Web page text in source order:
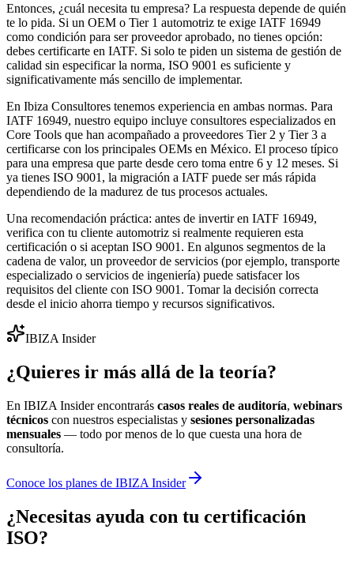
Entonces, ¿cuál necesita tu empresa? La respuesta depende de quién
te lo pida. Si un OEM o Tier 1 automotriz te exige IATF 16949
como condición para ser proveedor aprobado, no tienes opción:
debes certificarte en IATF. Si solo te piden un sistema de gestión de
calidad sin especificar la norma, ISO 9001 es suficiente y
significativamente más sencillo de implementar.
En Ibiza Consultores tenemos experiencia en ambas normas. Para
IATF 16949, nuestro equipo incluye consultores especializados en
Core Tools que han acompañado a proveedores Tier 2 y Tier 3 a
certificarse con los principales OEMs en México. El proceso típico
para una empresa que parte desde cero toma entre 6 y 12 meses. Si
ya tienes ISO 9001, la migración a IATF puede ser más rápida
dependiendo de la madurez de tus procesos actuales.
Una recomendación práctica: antes de invertir en IATF 16949,
verifica con tu cliente automotriz si realmente requieren esta
certificación o si aceptan ISO 9001. En algunos segmentos de la
cadena de valor, un proveedor de servicios (por ejemplo, transporte
especializado o servicios de ingeniería) puede satisfacer los
requisitos del cliente con ISO 9001. Tomar la decisión correcta
desde el inicio ahorra tiempo y recursos significativos.
IBIZA Insider
¿Quieres ir más allá de la teoría?
En IBIZA Insider encontrarás casos reales de auditoría, webinars
técnicos con nuestros especialistas y sesiones personalizadas
mensuales — todo por menos de lo que cuesta una hora de
consultoría.
Conoce los planes de IBIZA Insider
¿Necesitas ayuda con tu certificación
ISO?